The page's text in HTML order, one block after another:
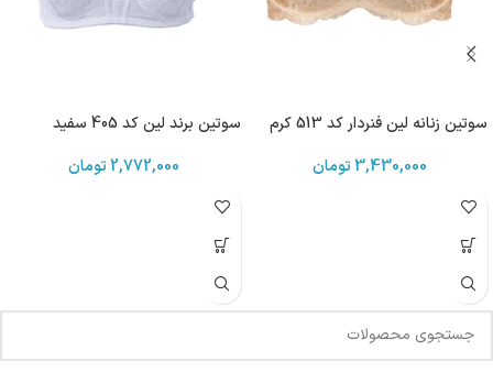
سوتین زنانه لین فنردار کد 513 کرم
3,430,000تومان
سوتین برند لین کد 405 سفید
2,772,000 تومان